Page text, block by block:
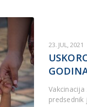
23. JUL, 2021